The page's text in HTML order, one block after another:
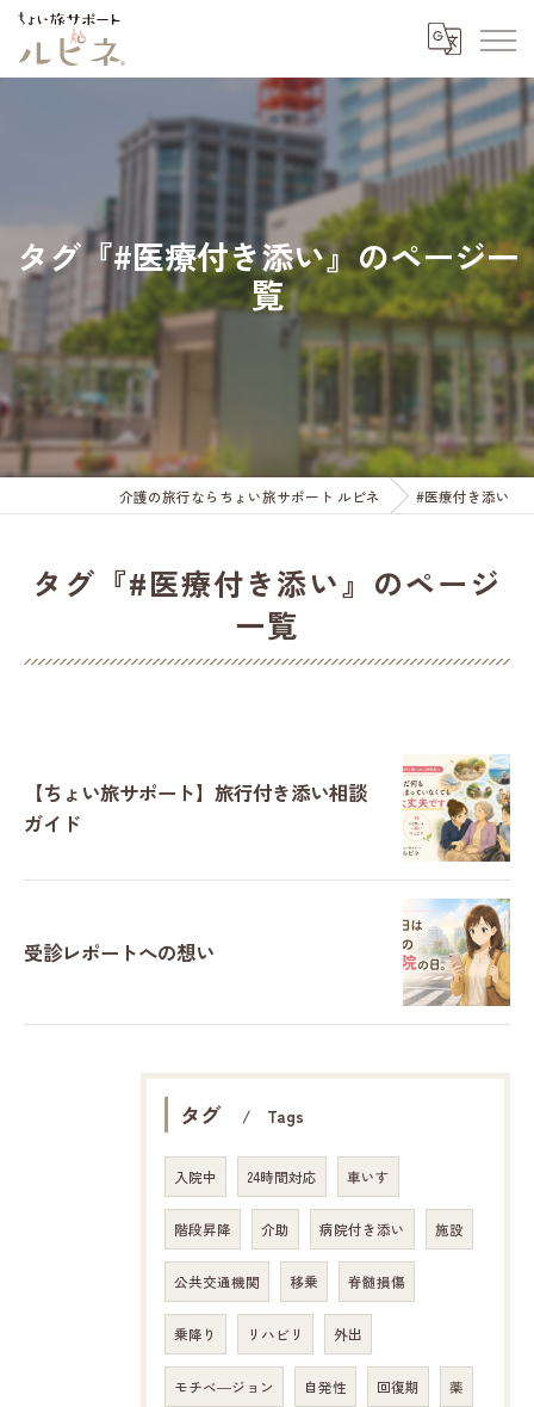
タグ『#医療付き添い』のページ一
覧
介護の旅行ならちょい旅サポート ルピネ #医療付き添い
タグ『#医療付き添い』のページ
一覧
【ちょい旅サポート】旅行付き添い相談
ガイド
受診レポートへの想い
タグ Tags
入院中 24時間対応 車いす
階段昇降 介助 病院付き添い 施設
公共交通機関 移乗 脊髄損傷
乗降り リハビリ 外出
モチベ―ジョン 自発性 回復期 薬